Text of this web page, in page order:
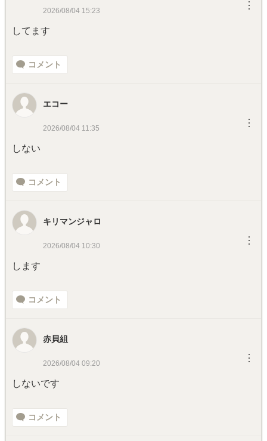
2026/08/04 15:23 ︙
してます
コメント
エコー
2026/08/04 11:35 ︙
しない
コメント
キリマンジャロ
2026/08/04 10:30 ︙
します
コメント
赤貝組
2026/08/04 09:20 ︙
しないです
コメント